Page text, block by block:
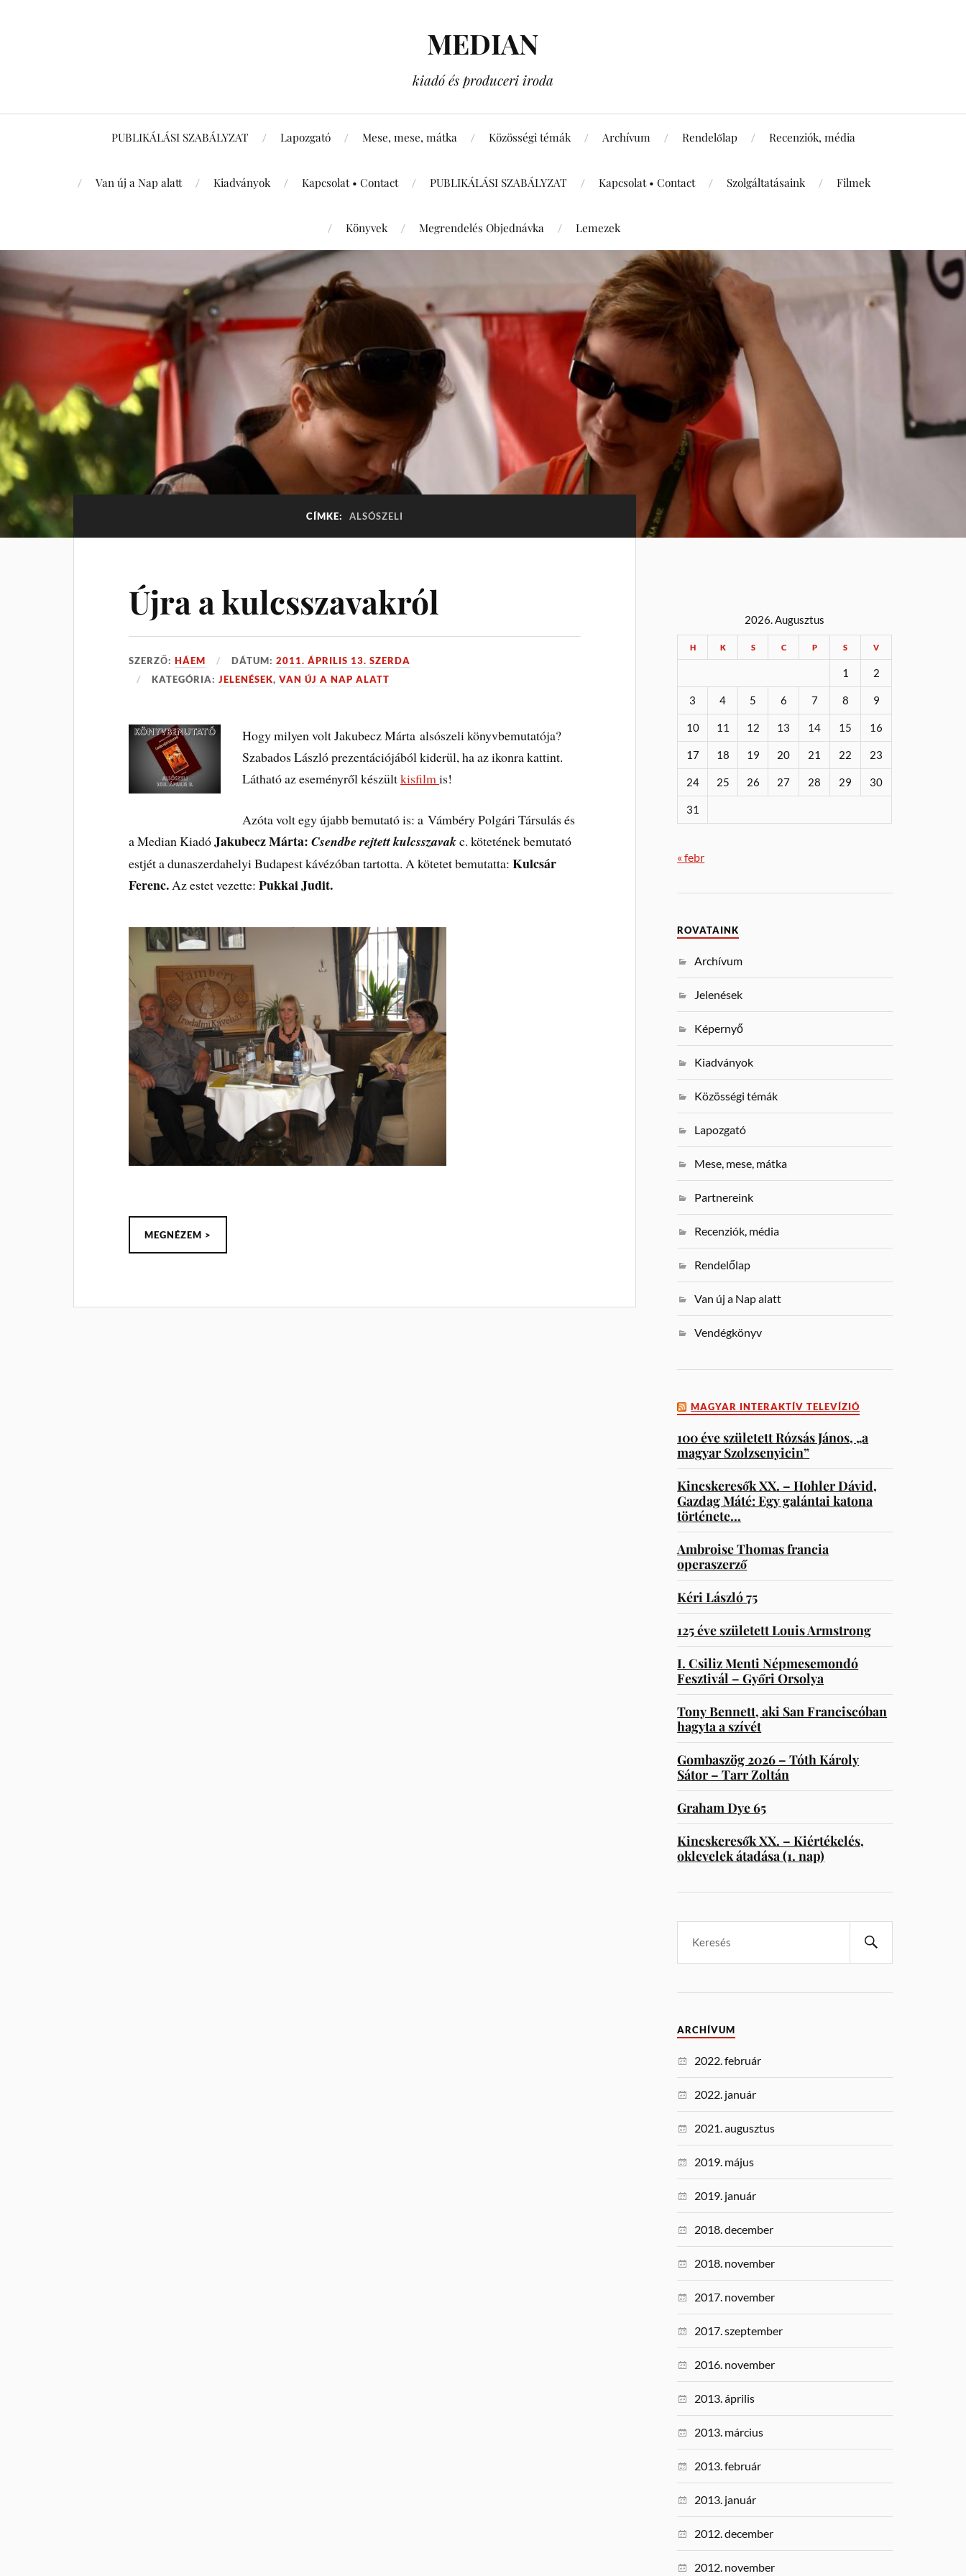
MEDIAN
kiadó és produceri iroda
PUBLIKÁLÁSI SZABÁLYZAT Lapozgató Mese, mese, mátka Közösségi témák Archívum Rendelőlap Recenziók, média
Van új a Nap alatt Kiadványok Kapcsolat • Contact PUBLIKÁLÁSI SZABÁLYZAT Kapcsolat • Contact Szolgáltatásaink Filmek
Könyvek Megrendelés Objednávka Lemezek
CÍMKE: ALSÓSZELI
Újra a kulcsszavakról
SZERZŐ:HÁEM DÁTUM:2011. ÁPRILIS 13. SZERDA
KATEGÓRIA:JELENÉSEK,VAN ÚJ A NAP ALATT
Hogy milyen volt Jakubecz Márta alsószeli könyvbemutatója?
Szabados László prezentációjából kiderül, ha az ikonra kattint.
Látható az eseményről készültkisfilmis!
Azóta volt egy újabb bemutató is: a Vámbéry Polgári Társulás és
a Median KiadóJakubecz Márta:Csendbe rejtett kulcsszavakc. kötetének bemutató
estjét a dunaszerdahelyi Budapest kávézóban tartotta. A kötetet bemutatta:Kulcsár
Ferenc.Az estet vezette:Pukkai Judit.
MEGNÉZEM >
2026. Augusztus
H K S C P S V
1 2
3 4 5 6 7 8 9
10 11 12 13 14 15 16
17 18 19 20 21 22 23
24 25 26 27 28 29 30
31
« febr
ROVATAINK
Archívum
Jelenések
Képernyő
Kiadványok
Közösségi témák
Lapozgató
Mese, mese, mátka
Partnereink
Recenziók, média
Rendelőlap
Van új a Nap alatt
Vendégkönyv
MAGYAR INTERAKTÍV TELEVÍZIÓ
100 éve született Rózsás János, „a
magyar Szolzsenyicin”
Kincskeresők XX. – Hohler Dávid,
Gazdag Máté: Egy galántai katona
története…
Ambroise Thomas francia
operaszerző
Kéri László 75
125 éve született Louis Armstrong
I. Csiliz Menti Népmesemondó
Fesztivál – Győri Orsolya
Tony Bennett, aki San Franciscóban
hagyta a szívét
Gombaszög 2026 – Tóth Károly
Sátor – Tarr Zoltán
Graham Dye 65
Kincskeresők XX. – Kiértékelés,
oklevelek átadása (1. nap)
ARCHÍVUM
2022. február
2022. január
2021. augusztus
2019. május
2019. január
2018. december
2018. november
2017. november
2017. szeptember
2016. november
2013. április
2013. március
2013. február
2013. január
2012. december
2012. november